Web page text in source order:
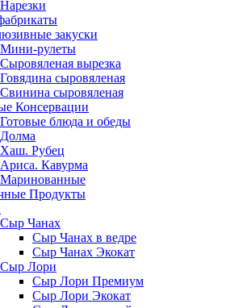
Нарезки
закуски
Мини-рулеты
Сыровяленая вырезка
Говядина сыровяленая
Свинина сыровяленая
Консервации
Готовые блюда и обеды
Долма
Хаш. Рубец
Ариса. Кавурма
Маринованные
Продукты
Сыр Чанах
Сыр Чанах в ведре
Сыр Чанах Экокат
Сыр Лори
Сыр Лори Премиум
Сыр Лори Экокат